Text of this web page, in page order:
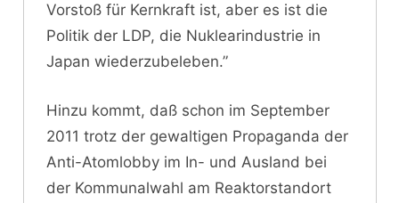
Vorstoß für Kernkraft ist, aber es ist die
Politik der LDP, die Nuklearindustrie in
Japan wiederzubeleben.”
Hinzu kommt, daß schon im September
2011 trotz der gewaltigen Propaganda der
Anti-Atomlobby im In- und Ausland bei
der Kommunalwahl am Reaktorstandort